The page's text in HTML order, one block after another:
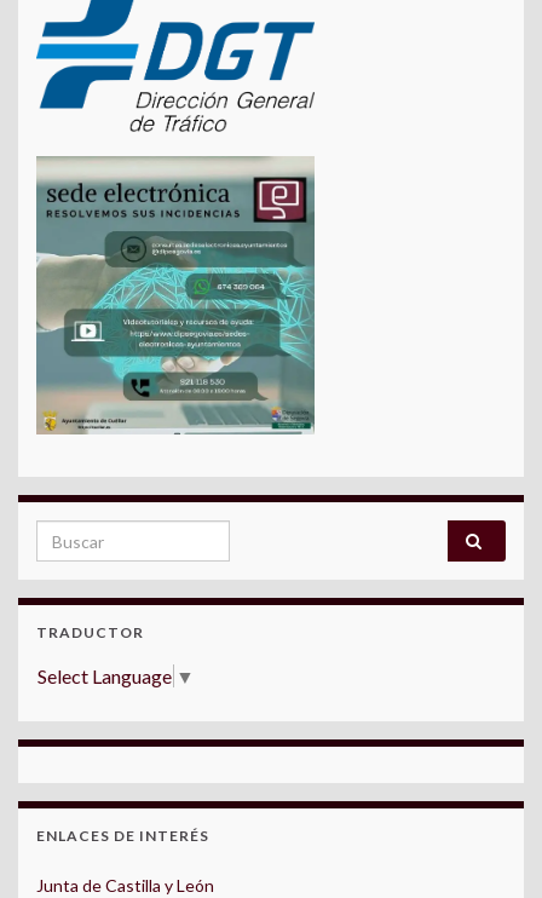
Search for:
TRADUCTOR
Select Language ▼
ENLACES DE INTERÉS
Junta de Castilla y León